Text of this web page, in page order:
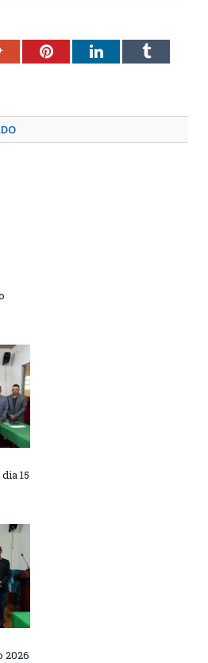
Google+PinterestLinkedInTumblr
15
2026